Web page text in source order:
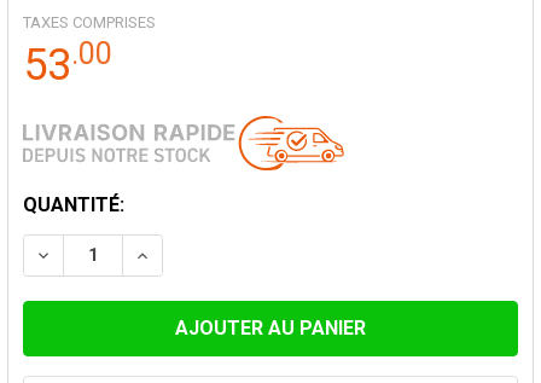
TAXES COMPRISES
53.00
STOCK
ACTUEL:
QUANTITÉ:
DIMINUER LA QUANTITÉ DE SUPPORT MURAL 0-120
AUGMENTER LA QUANTITÉ DE SUPPORT